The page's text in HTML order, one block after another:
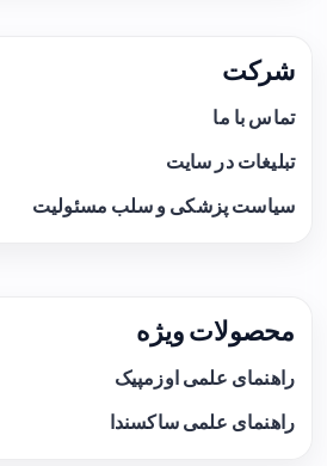
شرکت
تماس با ما
تبلیغات در سایت
سیاست پزشکی و سلب مسئولیت
محصولات ویژه
راهنمای علمی اوزمپیک
راهنمای علمی ساکسندا